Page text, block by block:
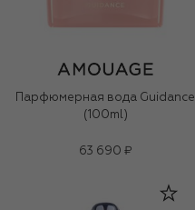
Парфюмерная вода Guidance
(100ml)
63 690 ₽